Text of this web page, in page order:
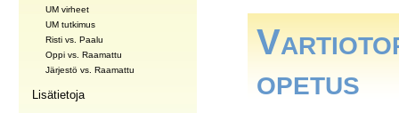
UM virheet
UM tutkimus
Risti vs. Paalu
Oppi vs. Raamattu
Järjestö vs. Raamattu
Lisätietoja
opetus